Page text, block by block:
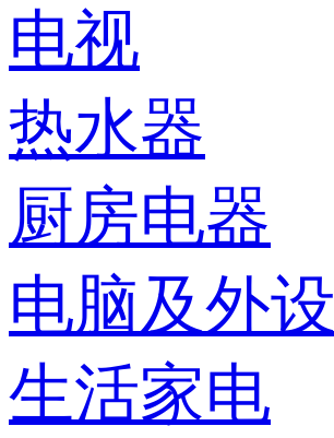
电视
热水器
厨房电器
电脑及外设
生活家电